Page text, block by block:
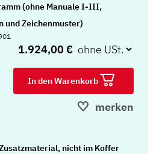
(ohne Manuale I-III,
und Zeichenmuster)
1.924,00 €
In den Warenkorb
merken
nicht im Koffer